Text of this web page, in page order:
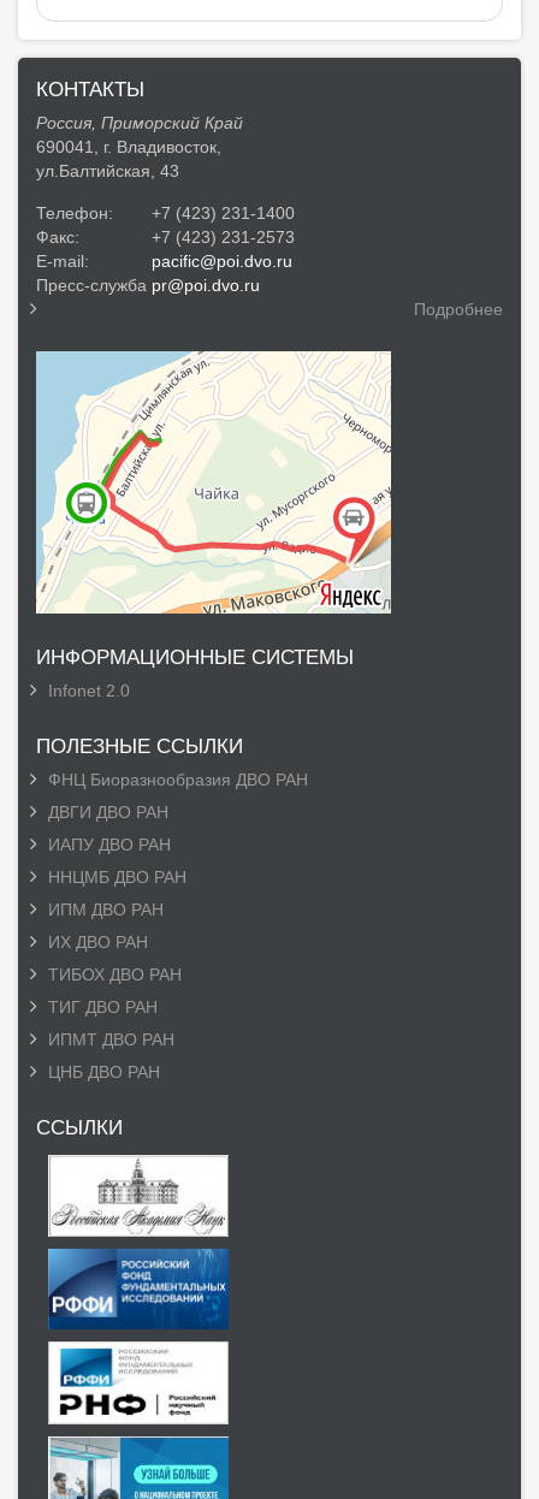
КОНТАКТЫ
Россия, Приморский Край
690041, г. Владивосток,
ул.Балтийская, 43
Телефон:
+7 (423) 231-1400
Факс:
+7 (423) 231-2573
E-mail:
pacific@poi.dvo.ru
Пресс-служба pr@poi.dvo.ru
Подробнее
ИНФОРМАЦИОННЫЕ СИСТЕМЫ
Infonet 2.0
ПОЛЕЗНЫЕ ССЫЛКИ
ФНЦ Биоразнообразия ДВО РАН
ДВГИ ДВО РАН
ИАПУ ДВО РАН
ННЦМБ ДВО РАН
ИПМ ДВО РАН
ИХ ДВО РАН
ТИБОХ ДВО РАН
ТИГ ДВО РАН
ИПМТ ДВО РАН
ЦНБ ДВО РАН
ССЫЛКИ